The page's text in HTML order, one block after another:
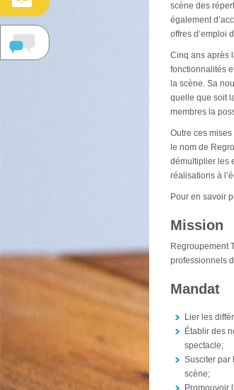
scène des
également
offres d’emploi
Cinq ans après
fonctionnalités
la scène. Sa
quelle que soit
membres la
Outre ces
le nom de
démultiplier les
réalisations à
Pour en savoir
Mission
Regroupement
professionnels
Mandat
Lier les
Établir des
spectacle;
Susciter par
scène;
Promouvoir